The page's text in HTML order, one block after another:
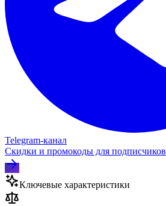
Telegram‑канал
Скидки и промокоды для подписчиков
Ключевые характеристики